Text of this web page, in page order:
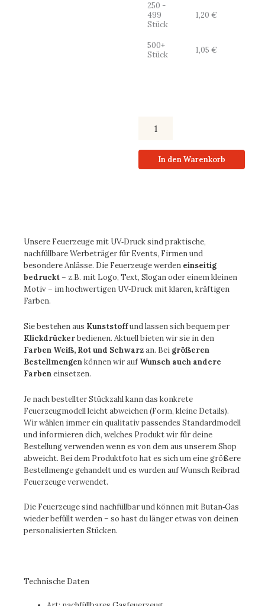
250 -
499
Stück
1,20 €
500+
Stück
1,05 €
In den Warenkorb
Unsere Feuerzeuge mit UV‑Drucksind praktische,
nachfüllbare Werbeträger für Events, Firmen und
besondere Anlässe. Die Feuerzeuge werden einseitig
bedruckt– z.B. mit Logo, Text, Slogan oder einem kleinen
Motiv – im hochwertigen UV‑Druck mit klaren, kräftigen
Farben.
Sie bestehen aus Kunststoffund lassen sich bequem per
Klickdrückerbedienen. Aktuell bieten wir sie in den
Farben Weiß, Rot und Schwarzan. Bei größeren
Bestellmengenkönnen wir auf Wunsch auch andere
Farbeneinsetzen.
Je nach bestellter Stückzahl kann das konkrete
Feuerzeugmodellleicht abweichen (Form, kleine Details).
Wir wählen immer ein qualitativ passendes Standardmodell
und informieren dich, welches Produkt wir für deine
Bestellung verwenden wenn es von dem aus unserem Shop
abweicht. Bei dem Produktfoto hat es sich um eine größere
Bestellmenge gehandelt und es wurden auf Wunsch Reibrad
Feuerzeuge verwendet.
Die Feuerzeuge sind nachfüllbarund können mit Butan‑Gas
wieder befüllt werden – so hast du länger etwas von deinen
personalisierten Stücken.
Technische Daten